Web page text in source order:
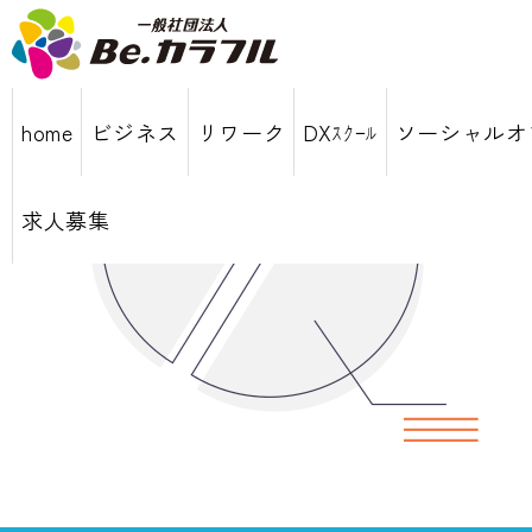
home ビジネス リワーク DXｽｸｰﾙ ソーシャル
求人募集